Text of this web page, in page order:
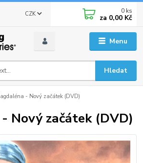
Menu
CZK
Hledat
0 ks
za 0,00 Kč
- Nový začátek (DVD)
Nový začátek (DVD)